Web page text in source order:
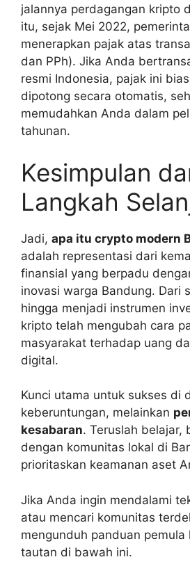
jalannya perdagangan kripto
itu, sejak Mei 2022,
menerapkan pajak atas
dan PPh). Jika Anda
resmi Indonesia, pajak ini
dipotong secara otomatis,
memudahkan Anda dalam
tahunan.
Kesimpulan
Langkah
Jadi, apa itu crypto modern
adalah representasi dari
finansial yang berpadu
inovasi warga Bandung. Dari
hingga menjadi instrumen
kripto telah mengubah cara
masyarakat terhadap uang
digital.
Kunci utama untuk sukses di
keberuntungan, melainkan
kesabaran. Teruslah belajar,
dengan komunitas lokal di
prioritaskan keamanan aset
Jika Anda ingin mendalami
atau mencari komunitas
mengunduh panduan pemula
tautan di bawah ini.